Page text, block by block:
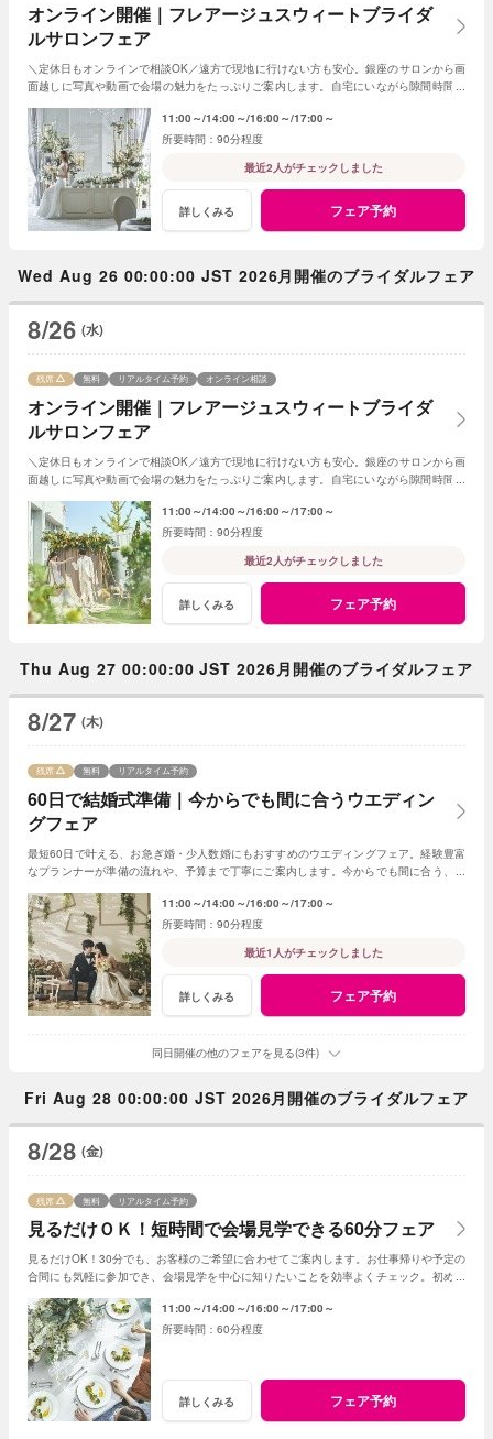
オンライン開催｜フレアージュスウィートブライダ
ルサロンフェア
＼定休日もオンラインで相談OK／遠方で現地に行けない方も安心。銀座のサロンから画
面越しに写真や動画で会場の魅力をたっぷりご案内します。自宅にいながら隙間時間で
11:00～ 14:00～ 16:00～ 17:00～
90分程度
最近2人がチェックしました
詳しくみる フェア予約
Wed Aug 26 00:00:00 JST 2026月開催のブライダルフェア
8/26 (水)
オンライン開催｜フレアージュスウィートブライダ
ルサロンフェア
残席 無料 リアルタイム予約 オンライン相談
＼定休日もオンラインで相談OK／遠方で現地に行けない方も安心。銀座のサロンから画
面越しに写真や動画で会場の魅力をたっぷりご案内します。自宅にいながら隙間時間で
11:00～ 14:00～ 16:00～ 17:00～
90分程度
最近2人がチェックしました
詳しくみる フェア予約
Thu Aug 27 00:00:00 JST 2026月開催のブライダルフェア
8/27 (木)
60日で結婚式準備｜今からでも間に合うウエディン
グフェア
残席 無料 リアルタイム予約
最短60日で叶える、お急ぎ婚・少人数婚にもおすすめのウエディングフェア。経験豊富
なプランナーが準備の流れや、予算まで丁寧にご案内します。今からでも間に合う、安
11:00～ 14:00～ 16:00～ 17:00～
90分程度
最近1人がチェックしました
詳しくみる フェア予約
同日開催の他のフェアを見る(3件)
Fri Aug 28 00:00:00 JST 2026月開催のブライダルフェア
8/28 (金)
見るだけＯＫ！短時間で会場見学できる60分フェア
残席 無料 リアルタイム予約
見るだけOK！30分でも、お客様のご希望に合わせてご案内します。お仕事帰りや予定の
合間にも気軽に参加でき、会場見学を中心に知りたいことを効率よくチェック。初めて
11:00～ 14:00～ 16:00～ 17:00～
60分程度
詳しくみる フェア予約